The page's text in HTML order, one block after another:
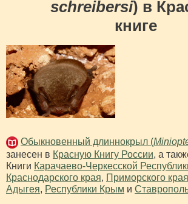
schreibersi) в
книге
Обыкновенный длиннокрыл (
занесен в Красную Книгу России, а
Книги Карачаево-Черкесской
Краснодарского края, Приморского края
Адыгея, Республики Крым и